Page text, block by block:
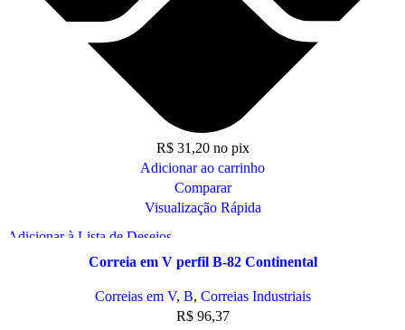
R$31,20 no pix
Adicionar ao carrinho
Comparar
Visualização Rápida
Adicionar à Lista de Desejos
Correia em V perfil B-82 Continental
Correias em V, B, Correias Industriais
R$96,37